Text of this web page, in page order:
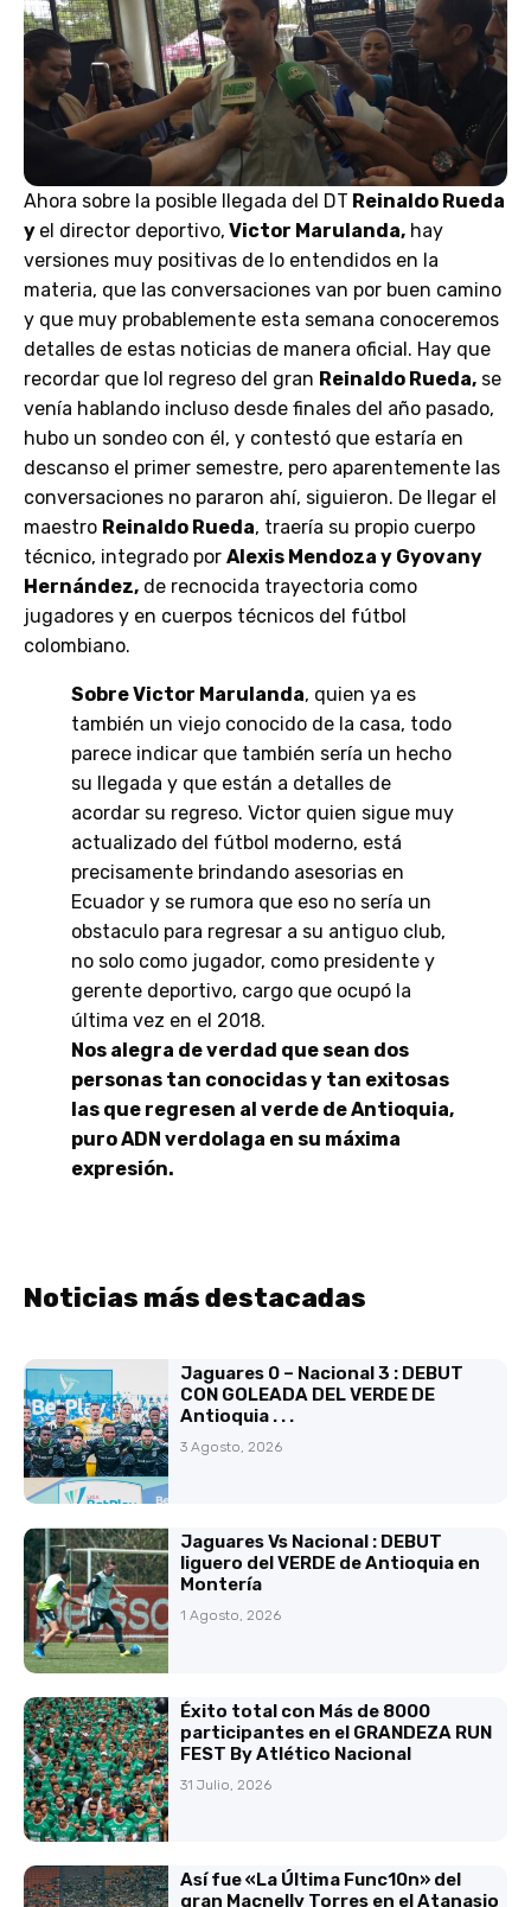
Ahora sobre la posible llegada del DT Reinaldo Rueda
y el director deportivo, Victor Marulanda, hay
versiones muy positivas de lo entendidos en la
materia, que las conversaciones van por buen camino
y que muy probablemente esta semana conoceremos
detalles de estas noticias de manera oficial. Hay que
recordar que lol regreso del gran Reinaldo Rueda, se
venía hablando incluso desde finales del año pasado,
hubo un sondeo con él, y contestó que estaría en
descanso el primer semestre, pero aparentemente las
conversaciones no pararon ahí, siguieron. De llegar el
maestro Reinaldo Rueda, traería su propio cuerpo
técnico, integrado por Alexis Mendoza y Gyovany
Hernández, de recnocida trayectoria como
jugadores y en cuerpos técnicos del fútbol
colombiano.
Sobre Victor Marulanda, quien ya es
también un viejo conocido de la casa, todo
parece indicar que también sería un hecho
su llegada y que están a detalles de
acordar su regreso. Victor quien sigue muy
actualizado del fútbol moderno, está
precisamente brindando asesorias en
Ecuador y se rumora que eso no sería un
obstaculo para regresar a su antiguo club,
no solo como jugador, como presidente y
gerente deportivo, cargo que ocupó la
última vez en el 2018.
Nos alegra de verdad que sean dos
personas tan conocidas y tan exitosas
las que regresen al verde de Antioquia,
puro ADN verdolaga en su máxima
expresión.
Noticias más destacadas
Jaguares 0 – Nacional 3 : DEBUT
CON GOLEADA DEL VERDE DE
Antioquia . . .
3 Agosto, 2026
Jaguares Vs Nacional : DEBUT
liguero del VERDE de Antioquia en
Montería
1 Agosto, 2026
Éxito total con Más de 8000
participantes en el GRANDEZA RUN
FEST By Atlético Nacional
31 Julio, 2026
Así fue «La Última Func10n» del
gran Macnelly Torres en el Atanasio